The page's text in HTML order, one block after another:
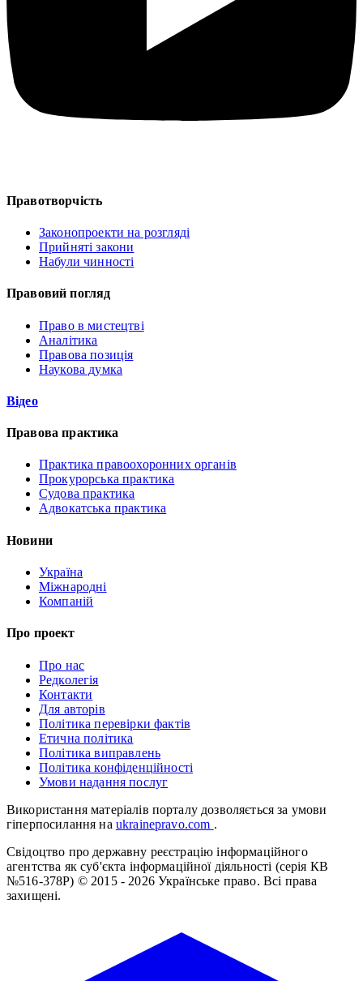
Правотворчість
Законопроекти на розгляді
Прийняті закони
Набули чинності
Правовий погляд
Право в мистецтві
Аналітика
Правова позиція
Наукова думка
Відео
Правова практика
Практика правоохоронних органів
Прокурорська практика
Судова практика
Адвокатська практика
Новини
Україна
Міжнародні
Компаній
Про проект
Про нас
Редколегія
Контакти
Для авторів
Політика перевірки фактів
Етична політика
Політика виправлень
Політика конфіденційності
Умови надання послуг
Використання матеріалів порталу дозволяється за умови
гіперпосилання на ukrainepravo.com .
Свідоцтво про державну реєстрацію інформаційного
агентства як суб'єкта інформаційної діяльності (серія КВ
№516-378Р) © 2015 - 2026 Українське право. Всі права
захищені.